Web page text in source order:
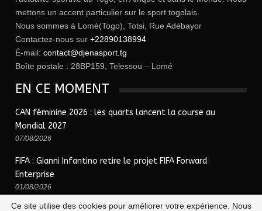
mettons un accent particulier sur le sport togolais.
Nous sommes à Lomé(Togo), Totsi, Rue Adébayor
Contactez-nous sur +22890138994
É-mail: contact@djenasport.tg
Boîte postale : 28BP159, Telessou – Lomé
EN CE MOMENT
CAN féminine 2026 : les quarts lancent la course au
Mondial 2027
07/08/2026
FIFA : Gianni Infantino retire le projet FIFA Forward
Enterprise
01/08/2026
Ce site utilise des cookies pour améliorer votre expérience. Nous